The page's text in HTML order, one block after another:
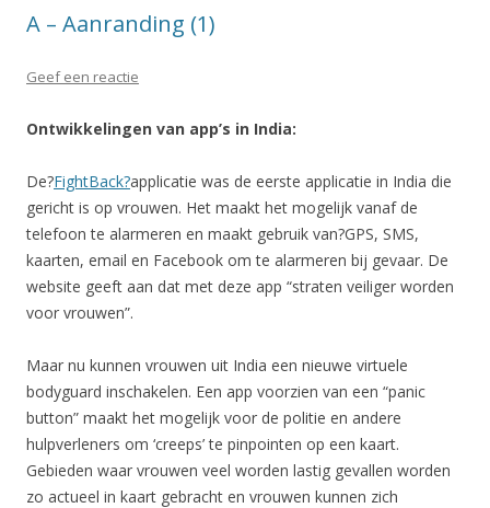
A – Aanranding (1)
Geef een reactie
Ontwikkelingen van app’s in India:
De?FightBack?applicatie was de eerste applicatie in India die
gericht is op vrouwen. Het maakt het mogelijk vanaf de
telefoon te alarmeren en maakt gebruik van?GPS, SMS,
kaarten, email en Facebook om te alarmeren bij gevaar. De
website geeft aan dat met deze app “straten veiliger worden
voor vrouwen”.
Maar nu kunnen vrouwen uit India een nieuwe virtuele
bodyguard inschakelen. Een app voorzien van een “panic
button” maakt het mogelijk voor de politie en andere
hulpverleners om ‘creeps’ te pinpointen op een kaart.
Gebieden waar vrouwen veel worden lastig gevallen worden
zo actueel in kaart gebracht en vrouwen kunnen zich